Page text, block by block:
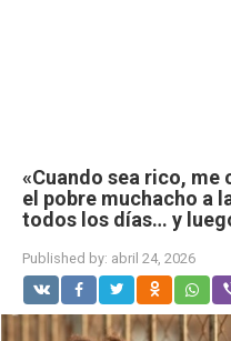
«Cuando sea rico,
el pobre muchacho a
todos los días… y
Published by: abril 24, 2026